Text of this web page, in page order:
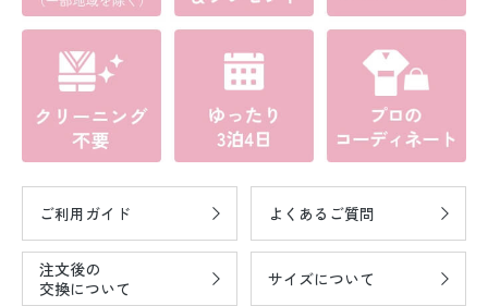
ご利用ガイド よくあるご質問
注文後の
交換について
サイズについて